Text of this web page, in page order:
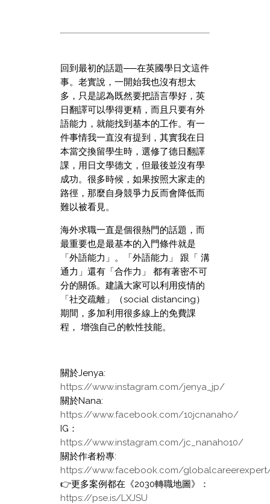
回到最初的話題──在英國學日文這件
事。老實說，一開始我也沒有想太
多，只是認為既然要把語言學好，英
日翻譯可以學得更精，而且只要有外
語能力，就能找到基本的工作。有一
件事情我一直沒有提到，其實我在日
本當交換留學生時，選修了德日翻譯
課，用日文學德文，但最後並沒有學
成功。很多時候，如果按照大家走的
路徑，那麼自身競爭力反而會降低而
難以被看見。
海外求職一直是個很熱門的話題，而
最重要也是最基本的入門條件就是
「外語能力」。「外語能力」 跟「 溝
通力」還有「合作力」 都有著密不可
分的關係。建議大家可以利用疫情的
「社交疏離」（social distancing）
期間，多加利用很多線上的免費課
程， 增強自己的軟性技能。
關於Jenya:
https://www.instagram.com/jenya_jp/
關於Nana:
https://www.facebook.com/10jcnanaho/
IG：
https://www.instagram.com/jc_nanaho10/
關於作者粉專:
https://www.facebook.com/
👉更多案例都在《2030轉職地圖》：
https://pse.is/LXJSU